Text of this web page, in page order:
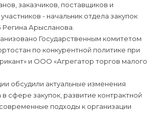
заказчиков, поставщиков и
- начальник отдела закупок
Арысланова.
Государственным комитетом
по конкурентной политике при
и ООО «Агрегатор торгов малого
обсудили актуальные изменения
в сфере закупок, развитие контрактной
подходы к организации